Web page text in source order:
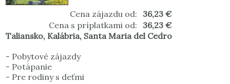
Cena zájazdu od:
36,23 €
Cena s príplatkami od:
36,23 €
Taliansko, Kalábria, Santa Maria del Cedro
- Pobytové zájazdy
- Potápanie
- Pre rodiny s deťmi